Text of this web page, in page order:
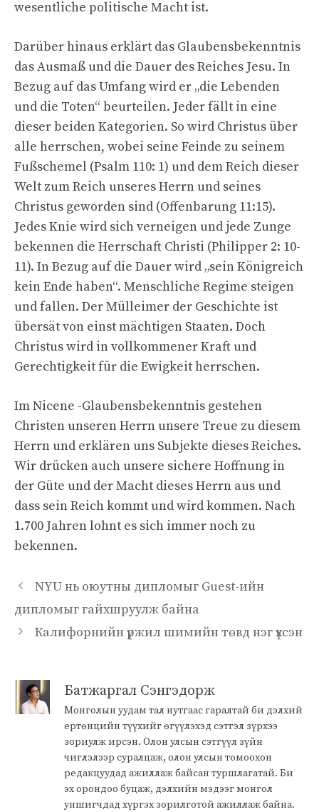
wesentliche politische Macht ist.
Darüber hinaus erklärt das Glaubensbekenntnis
das Ausmaß und die Dauer des Reiches Jesu. In
Bezug auf das Umfang wird er „die Lebenden
und die Toten“ beurteilen. Jeder fällt in eine
dieser beiden Kategorien. So wird Christus über
alle herrschen, wobei seine Feinde zu seinem
Fußschemel (Psalm 110: 1) und dem Reich dieser
Welt zum Reich unseres Herrn und seines
Christus geworden sind (Offenbarung 11:15).
Jedes Knie wird sich verneigen und jede Zunge
bekennen die Herrschaft Christi (Philipper 2: 10-
11). In Bezug auf die Dauer wird „sein Königreich
kein Ende haben“. Menschliche Regime steigen
und fallen. Der Mülleimer der Geschichte ist
übersät von einst mächtigen Staaten. Doch
Christus wird in vollkommener Kraft und
Gerechtigkeit für die Ewigkeit herrschen.
Im Nicene -Glaubensbekenntnis gestehen
Christen unseren Herrn unsere Treue zu diesem
Herrn und erklären uns Subjekte dieses Reiches.
Wir drücken auch unsere sichere Hoffnung in
der Güte und der Macht dieses Herrn aus und
dass sein Reich kommt und wird kommen. Nach
1.700 Jahren lohnt es sich immer noch zu
bekennen.
NYU нь оюутны дипломыг Guest-ийн
дипломыг гайхшруулж байна
Калифорнийн үржил шимийн төвд нэг үхсэн
Батжаргал Сэнгэдорж
Монголын уудам тал нутгаас гаралтай би дэлхий
ертөнцийн түүхийг өгүүлэхэд сэтгэл зүрхээ
зориулж ирсэн. Олон улсын сэтгүүл зүйн
чиглэлээр суралцаж, олон улсын томоохон
редакцуудад ажиллаж байсан туршлагатай. Би
эх орондоо буцаж, дэлхийн мэдээг монгол
уншигчдад хүргэх зорилготой ажиллаж байна.